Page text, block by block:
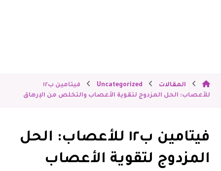
المقالات Uncategorized
فيتامين ب١٢
للأعصاب: الحل المزدوج لتقوية الأعصاب والتخلص من الإرهاق
فيتامين ب١٢ للأعصاب: الحل
المزدوج لتقوية الأعصاب